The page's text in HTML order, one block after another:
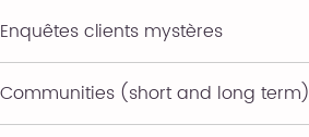
Enquêtes clients mystères
Communities (short and long term)